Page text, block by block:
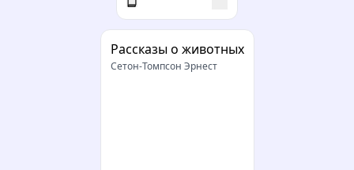
Рассказы о животных
Сетон-Томпсон Эрнест